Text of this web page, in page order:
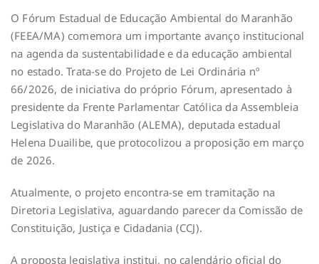
O Fórum Estadual de Educação Ambiental do Maranhão
(FEEA/MA) comemora um importante avanço institucional
na agenda da sustentabilidade e da educação ambiental
no estado. Trata-se do Projeto de Lei Ordinária nº
66/2026, de iniciativa do próprio Fórum, apresentado à
presidente da Frente Parlamentar Católica da Assembleia
Legislativa do Maranhão (ALEMA), deputada estadual
Helena Duailibe, que protocolizou a proposição em março
de 2026.
Atualmente, o projeto encontra-se em tramitação na
Diretoria Legislativa, aguardando parecer da Comissão de
Constituição, Justiça e Cidadania (CCJ).
A proposta legislativa institui, no calendário oficial do